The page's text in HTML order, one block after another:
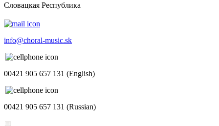
Словацкая Республика
info@choral-music.sk
00421 905 657 131 (English)
00421 905 657 131 (Russian)